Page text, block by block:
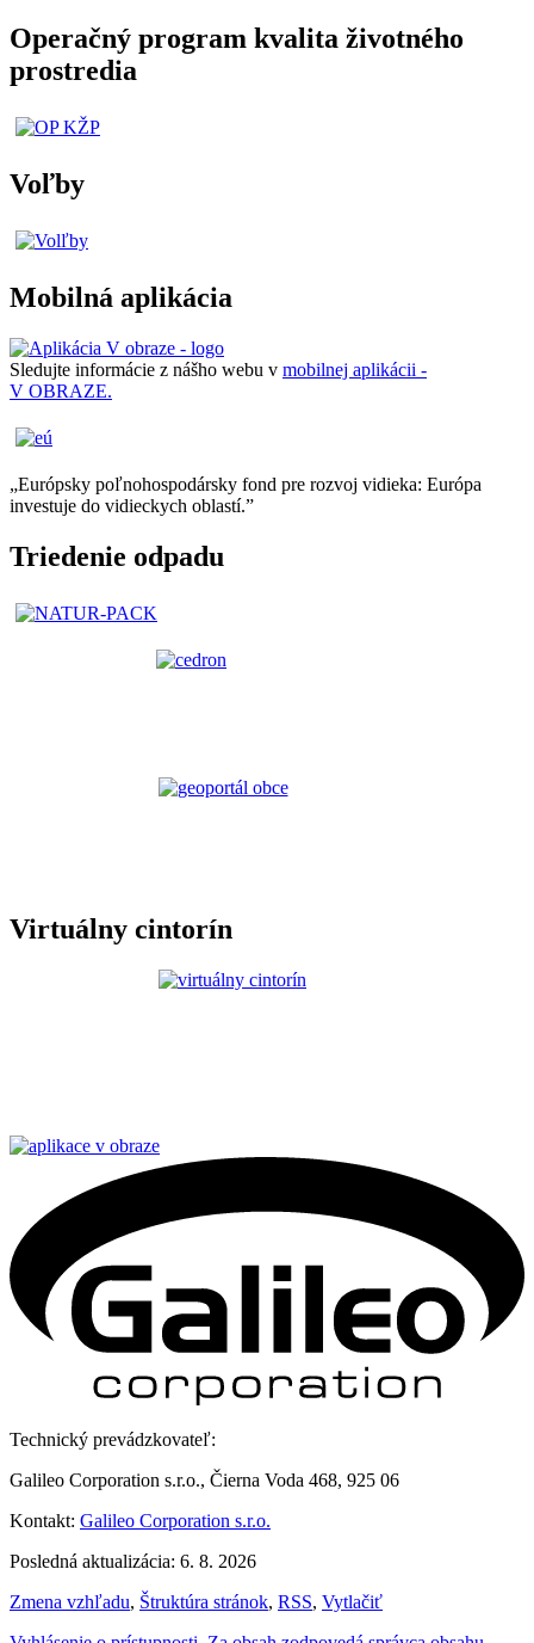
Operačný program kvalita životného
prostredia
Voľby
Mobilná aplikácia
Sledujte informácie z nášho webu v mobilnej aplikácii -
V OBRAZE.
„Európsky poľnohospodársky fond pre rozvoj vidieka: Európa
investuje do vidieckych oblastí.”
Triedenie odpadu
Virtuálny cintorín
Technický prevádzkovateľ:
Galileo Corporation s.r.o., Čierna Voda 468, 925 06
Kontakt: Galileo Corporation s.r.o.
Posledná aktualizácia: 6. 8. 2026
Zmena vzhľadu, Štruktúra stránok, RSS, Vytlačiť